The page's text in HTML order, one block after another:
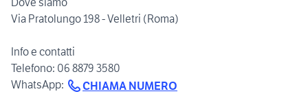
Via Pratolungo 198 - Velletri (Roma)
Info e contatti
Telefono: 06 8879 3580
WhatsApp:
CHIAMA NUMERO